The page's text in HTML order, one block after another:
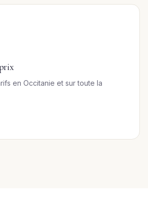
en Occitanie et sur toute la